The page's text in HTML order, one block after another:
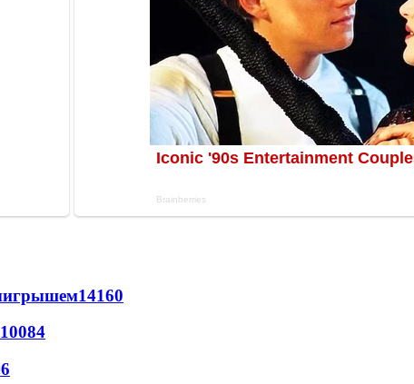
14160
10084